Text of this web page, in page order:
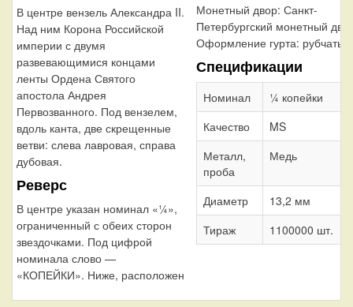
В центре вензель Александра II.
Над ним Корона Российской
империи с двумя
развевающимися концами
ленты Ордена Святого
апостола Андрея
Первозванного. Под вензелем,
вдоль канта, две скрещенные
ветви: слева лавровая, справа
дубовая.
Реверс
В центре указан номинал «¼»,
ограниченный с обеих сторон
звездочками. Под цифрой
номинала слово —
«КОПЕЙКИ». Ниже, расположен
Монетный двор: Санкт-
Петербургский монетный
Оформление гурта: рубчатый
Спецификации
Номинал
¼ копейки
Качество
MS
Металл,
проба
Медь
Диаметр
13,2 мм
Тираж
1100000 шт.